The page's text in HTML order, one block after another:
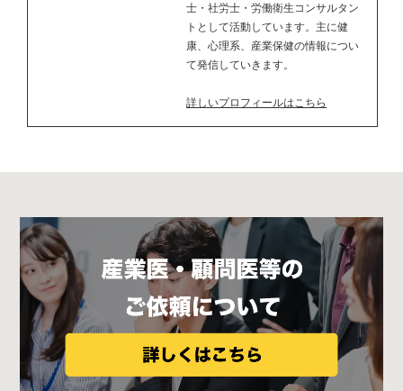
士・社労士・労働衛生コンサルタン
トとして活動しています。主に健
康、心理系、産業保健の情報につい
て発信していきます。
詳しいプロフィールはこちら